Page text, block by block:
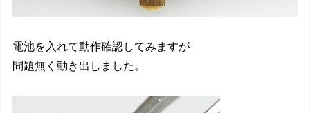
電池を入れて動作確認してみますが
問題無く動き出しました。